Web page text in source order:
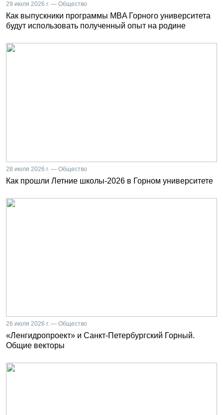
29 июля 2026 г. — Общество
Как выпускники программы MBA Горного университета
будут использовать полученный опыт на родине
28 июля 2026 г. — Общество
Как прошли Летние школы-2026 в Горном университете
26 июля 2026 г. — Общество
«Ленгидропроект» и Санкт-Петербургский Горный.
Общие векторы